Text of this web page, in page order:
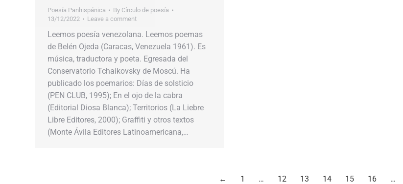
Poesía Panhispánica By Círculo de poesía
13/12/2022
Leave a comment
Leemos poesía venezolana. Leemos poemas
de Belén Ojeda (Caracas, Venezuela 1961). Es
música, traductora y poeta. Egresada del
Conservatorio Tchaikovsky de Moscú. Ha
publicado los poemarios: Días de solsticio
(PEN CLUB, 1995); En el ojo de la cabra
(Editorial Diosa Blanca); Territorios (La Liebre
Libre Editores, 2000); Graffiti y otros textos
(Monte Ávila Editores Latinoamericana,…
← 1 … 12 13 14 15 16 …